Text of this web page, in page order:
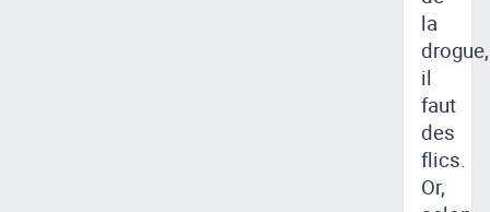
la
drogue,
il
faut
des
flics.
Or,